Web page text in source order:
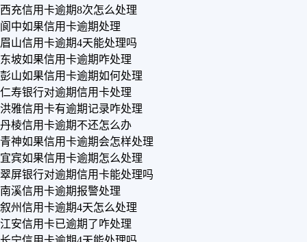
西充信用卡逾期8次怎么处理
阆中如果信用卡逾期处理
眉山信用卡逾期4天能处理吗
东坡如果信用卡逾期咋处理
彭山如果信用卡逾期如何处理
仁寿银行对逾期信用卡处理
洪雅信用卡有逾期记录咋处理
丹棱信用卡逾期不还怎么办
青神如果信用卡逾期会怎样处理
宜宾如果信用卡逾期怎么处理
翠屏银行对逾期信用卡能处理吗
南溪信用卡逾期报警处理
叙州信用卡逾期4天怎么处理
江安信用卡已逾期了咋处理